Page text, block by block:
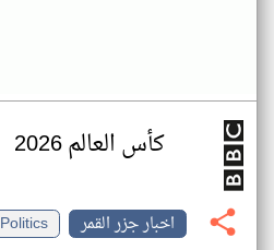
كأس العالم 2026
اخبار جزر القمر
Politics